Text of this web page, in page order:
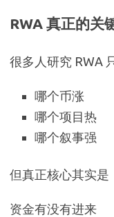
RWA 真正的关
很多人研究 RWA
哪个币涨
哪个项目热
哪个叙事强
但真正核心其实是
资金有没有进来